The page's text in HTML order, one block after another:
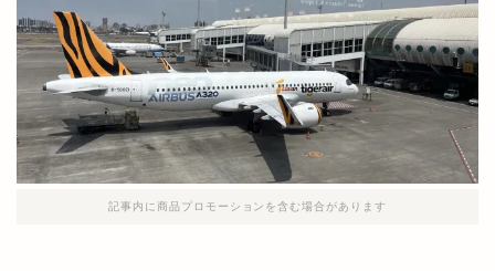
記事内に商品プロモーションを含む場合があります